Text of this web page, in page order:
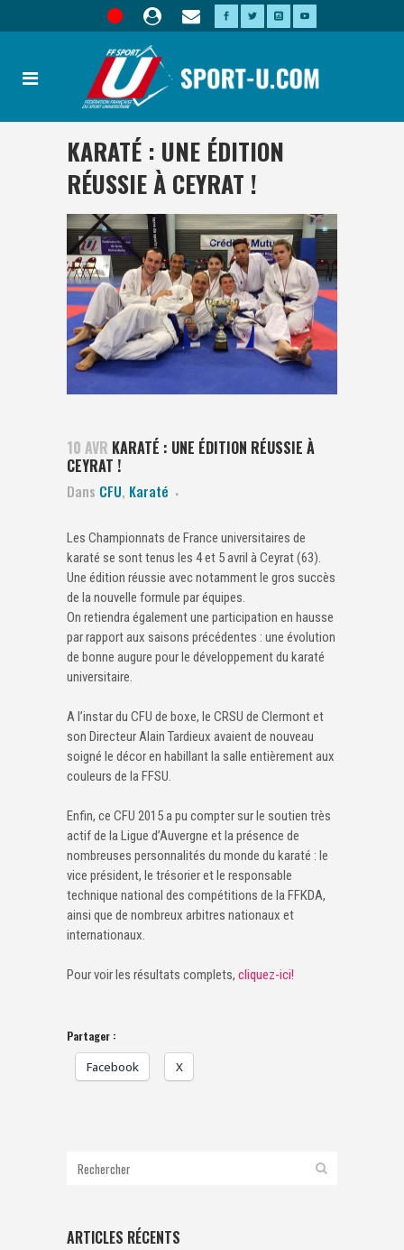
KARATÉ : UNE ÉDITION
RÉUSSIE À CEYRAT !
10 AVR KARATÉ : UNE ÉDITION RÉUSSIE À
CEYRAT !
Dans CFU, Karaté
Les Championnats de France universitaires de
karaté se sont tenus les 4 et 5 avril à Ceyrat (63).
Une édition réussie avec notamment le gros succès
de la nouvelle formule par équipes.
On retiendra également une participation en hausse
par rapport aux saisons précédentes : une évolution
de bonne augure pour le développement du karaté
universitaire.
A l’instar du CFU de boxe, le CRSU de Clermont et
son Directeur Alain Tardieux avaient de nouveau
soigné le décor en habillant la salle entièrement aux
couleurs de la FFSU.
Enfin, ce CFU 2015 a pu compter sur le soutien très
actif de la Ligue d’Auvergne et la présence de
nombreuses personnalités du monde du karaté : le
vice président, le trésorier et le responsable
technique national des compétitions de la FFKDA,
ainsi que de nombreux arbitres nationaux et
internationaux.
Pour voir les résultats complets, cliquez-ici!
Partager :
Facebook X
ARTICLES RÉCENTS